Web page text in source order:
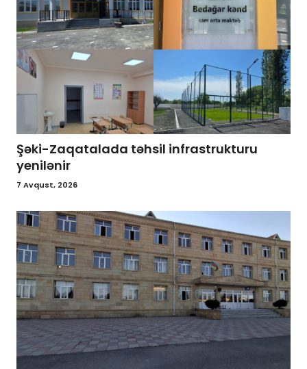
Şəki-Zaqatalada təhsil infrastrukturu
yenilənir
7 Avqust, 2026